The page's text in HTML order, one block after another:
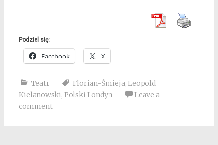
Podziel się:
Facebook X
Teatr Florian-Śmieja, Leopold
Kielanowski, Polski Londyn
Leave a
comment